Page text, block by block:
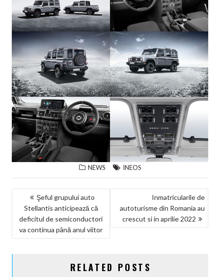
NEWS INEOS
NAVIGARE
ARTICOLE
Şeful grupului auto
Stellantis anticipează că
deficitul de semiconductori
va continua până anul viitor
Inmatricularile de
autoturisme din Romania au
crescut si in aprilie 2022
RELATED POSTS